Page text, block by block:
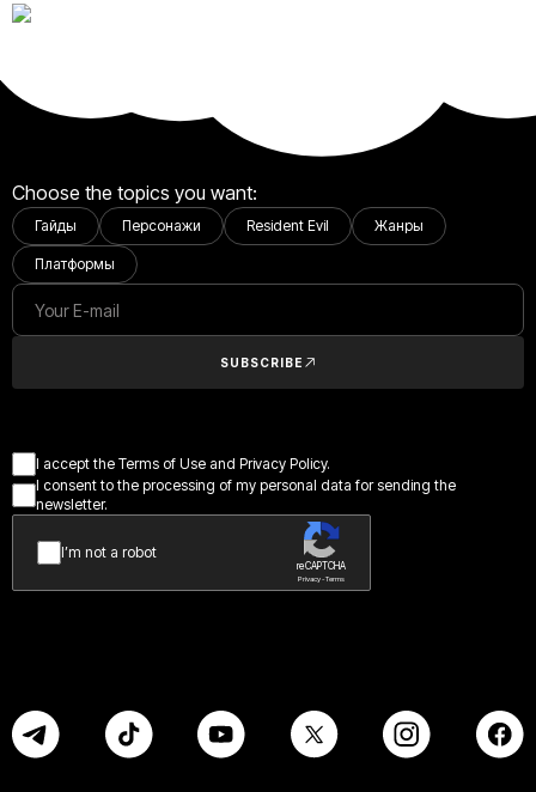
Choose the topics you want:
Гайды Персонажи Resident Evil Жанры
Платформы
SUBSCRIBE
I accept the Terms of Use and Privacy Policy.
I consent to the processing of my personal data for sending the
newsletter.
I’m not a robot
reCAPTCHA
Privacy - Terms